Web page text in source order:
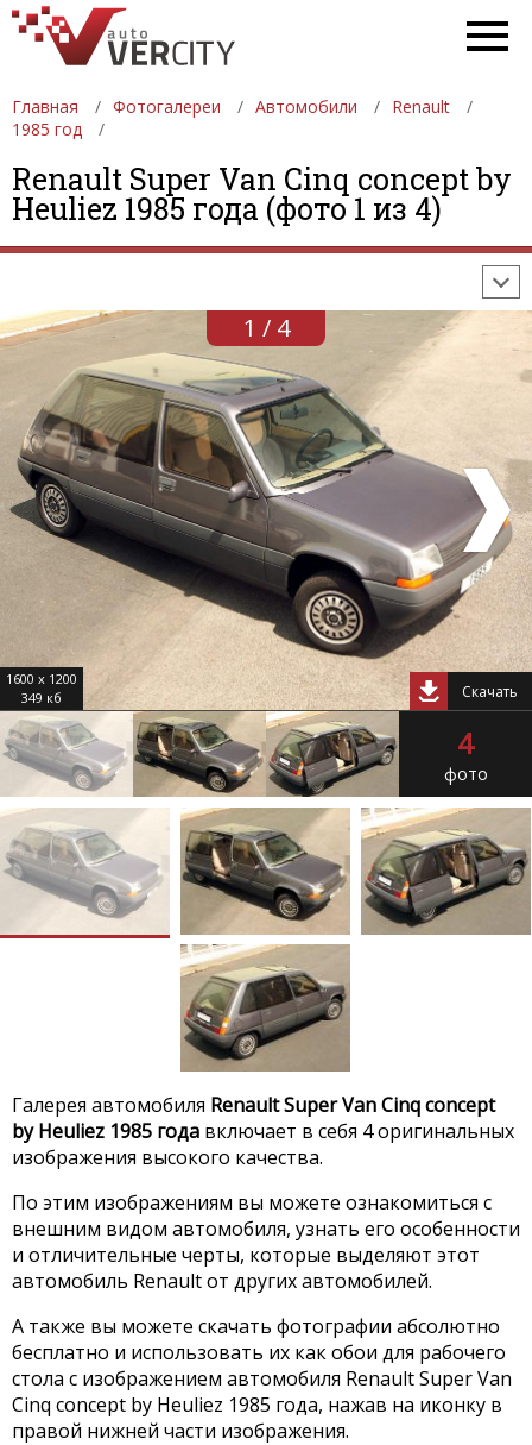
Главная Фотогалереи Автомобили
Renault
1985 год
Renault Super Van Cinq concept by
Heuliez 1985 года (фото 1 из 4)
ФОТОГАЛЕРЕИ АВТОМОБИЛИ
ДЕВУШКИ
АВТОСАЛОНЫ
ФОРМУЛА-1
1 / 4
1600 x 1200
349 кб
Скачать
4
фото
Галерея автомобиля Renault Super Van Cinq concept
by Heuliez 1985 года включает в себя 4 оригинальных
изображения высокого качества.
По этим изображениям вы можете ознакомиться с
внешним видом автомобиля, узнать его особенности
и отличительные черты, которые выделяют этот
автомобиль Renault от других автомобилей.
А также вы можете скачать фотографии абсолютно
бесплатно и использовать их как обои для рабочего
стола с изображением автомобиля Renault Super Van
Cinq concept by Heuliez 1985 года, нажав на иконку в
правой нижней части изображения.